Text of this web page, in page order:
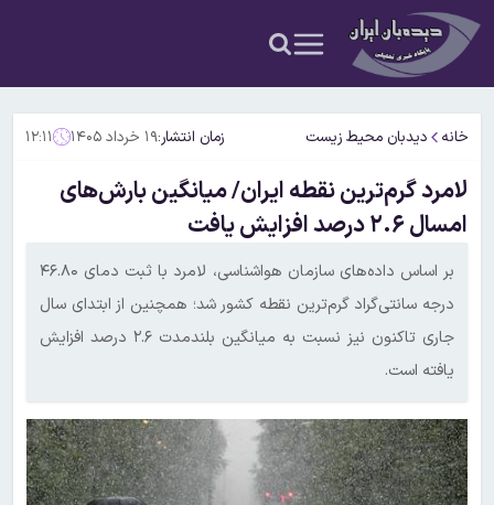
خانه دیدبان محیط زیست زمان انتشار:۱۹ خرداد ۱۴۰۵ ۱۲:۱۱
لامرد گرم‌ترین نقطه ایران/ میانگین بارش‌های
امسال ۲.۶ درصد افزایش یافت
بر اساس داده‌های سازمان هواشناسی، لامرد با ثبت دمای ۴۶.۸۰
درجه سانتی‌گراد گرم‌ترین نقطه کشور شد؛ همچنین از ابتدای سال
جاری تاکنون نیز نسبت به میانگین بلندمدت ۲.۶ درصد افزایش
یافته است.